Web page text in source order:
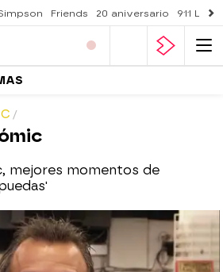
Friends 20 aniversario 911
mejores momentos de